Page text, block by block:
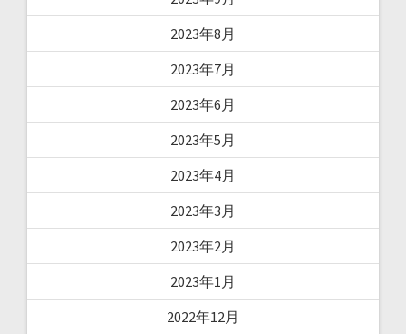
2023年8月
2023年7月
2023年6月
2023年5月
2023年4月
2023年3月
2023年2月
2023年1月
2022年12月